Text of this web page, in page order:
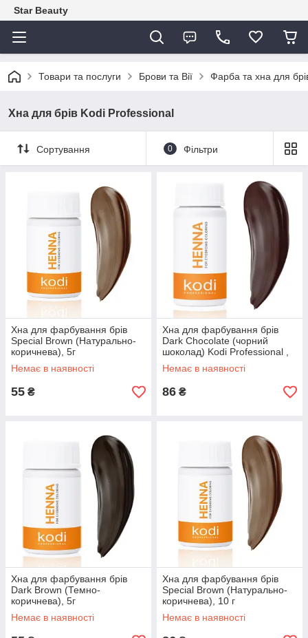
Star Beauty
Товари та послуги Брови та Вії Фарба та хна для
Хна для брів Kodi Professional
Сортування 0 Фільтри
Хна для фарбування брів
Special Brown (Натурально-
коричнева), 5г
Немає в наявності
55 ₴
Хна для фарбування брів
Dark Chocolate (чорний
шоколад) Kodi Professional ,
10 г
Немає в наявності
86 ₴
Хна для фарбування брів
Dark Brown (Темно-
коричнева), 5г
Немає в наявності
Хна для фарбування брів
Special Brown (Натурально-
коричнева), 10 г
Немає в наявності